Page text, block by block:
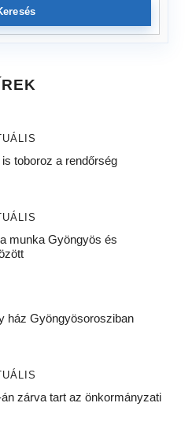
toboroz a rendőrség
munka Gyöngyös és
ház Gyöngyösorosziban
zárva tart az önkormányzati